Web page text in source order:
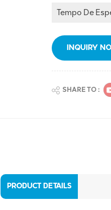
Tempo De
INQUIRY
SHARE TO :
PRODUCT DETAILS